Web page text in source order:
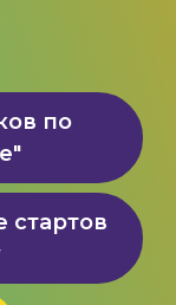
по
стартов